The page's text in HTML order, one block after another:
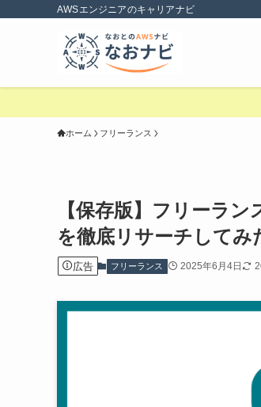
AWSエンジニアのキャリアナビ
ホーム フリーランス
【保存版】フリーラ
を徹底リサーチしてみ
広告 フリーランス 2025年6月4日